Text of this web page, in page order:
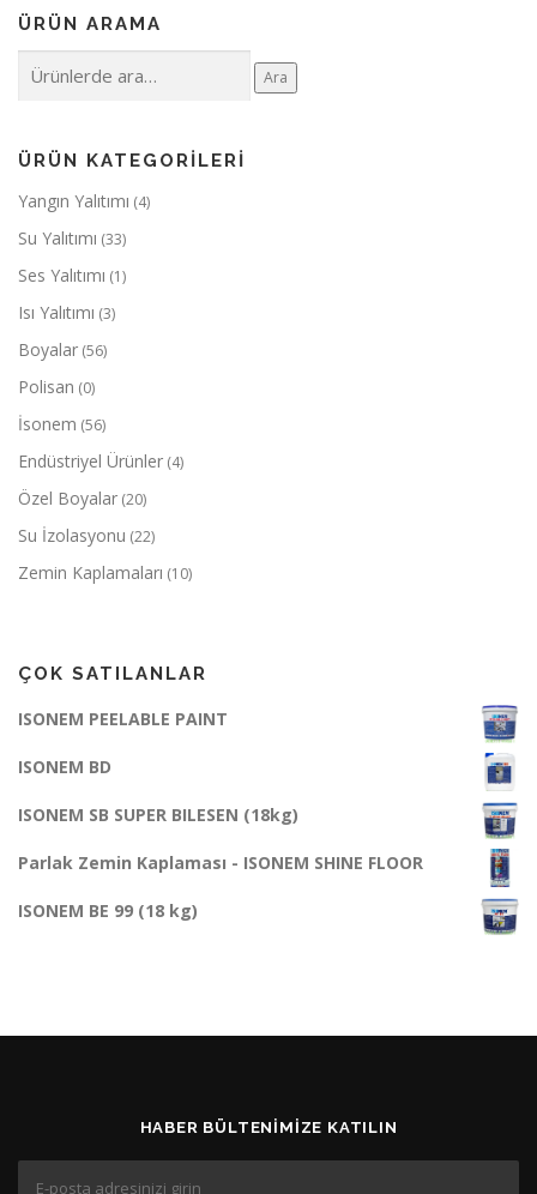
ÜRÜN ARAMA
Ara
ÜRÜN KATEGORILERI
Yangın Yalıtımı (4)
Su Yalıtımı (33)
Ses Yalıtımı (1)
Isı Yalıtımı (3)
Boyalar (56)
Polisan (0)
İsonem (56)
Endüstriyel Ürünler (4)
Özel Boyalar (20)
Su İzolasyonu (22)
Zemin Kaplamaları (10)
ÇOK SATILANLAR
ISONEM PEELABLE PAINT
ISONEM BD
ISONEM SB SUPER BILESEN (18kg)
Parlak Zemin Kaplaması - ISONEM SHINE FLOOR
ISONEM BE 99 (18 kg)
HABER BÜLTENIMIZE KATILIN